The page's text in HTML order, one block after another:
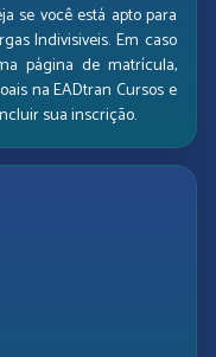
se você está apto para
Indivisiveis. Em caso
página de matrícula,
na EADtran Cursos e
sua inscrição.